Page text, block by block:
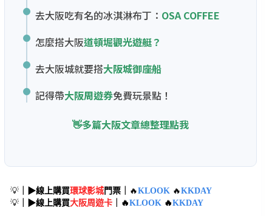
去大阪吃有名的冰淇淋布丁： OSA COFFEE
怎麼搭大阪道頓堀觀光遊艇？
去大阪城就要搭大阪城御座船
記得帶大阪周遊券免費玩景點！
👋多篇大阪文章總整理點我
💡 ｜▶線上購買環球影城門票｜ 🔥KLOOK 🔥KKDAY
💡 ｜▶線上購買大阪周遊卡 ｜🔥KLOOK 🔥KKDAY